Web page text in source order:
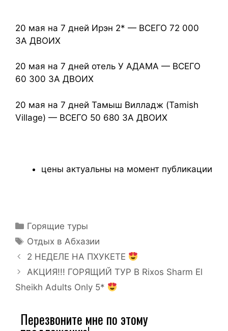
20 мая на 7 дней Ирэн 2* — ВСЕГО 72 000
ЗА ДВОИХ
20 мая на 7 дней отель У АДАМА — ВСЕГО
60 300 ЗА ДВОИХ
20 мая на 7 дней Тамыш Вилладж (Tamish
Village) — ВСЕГО 50 680 ЗА ДВОИХ
цены актуальны на момент публикации
Горящие туры
Отдых в Абхазии
2 НЕДЕЛЕ НА ПХУКЕТЕ
АКЦИЯ!!! ГОРЯЩИЙ ТУР В Rixos Sharm El
Sheikh Adults Only 5*
Перезвоните мне по этому